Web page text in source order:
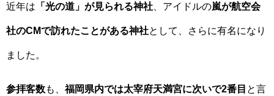
近年は 「光の道」が見られる神社 、アイドルの嵐が航空会
社のCMで訪れたことがある神社として、さらに有名になり
ました。
参拝客数も、福岡県内では太宰府天満宮に次いで2番目 と言